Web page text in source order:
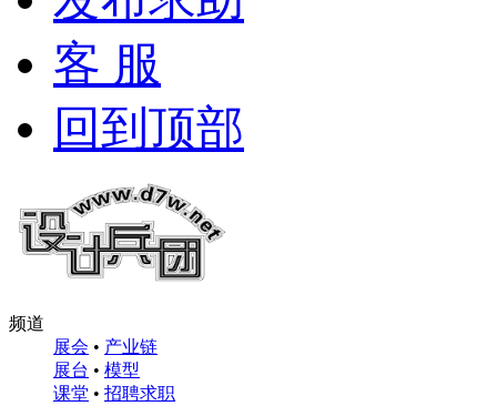
客 服
回到顶部
频道
展会 • 产业链
展台 • 模型
课堂 • 招聘求职